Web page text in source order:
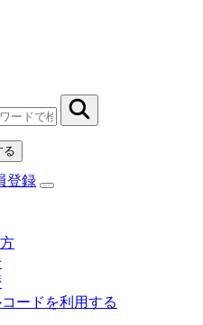
る
登録
ードを利用する